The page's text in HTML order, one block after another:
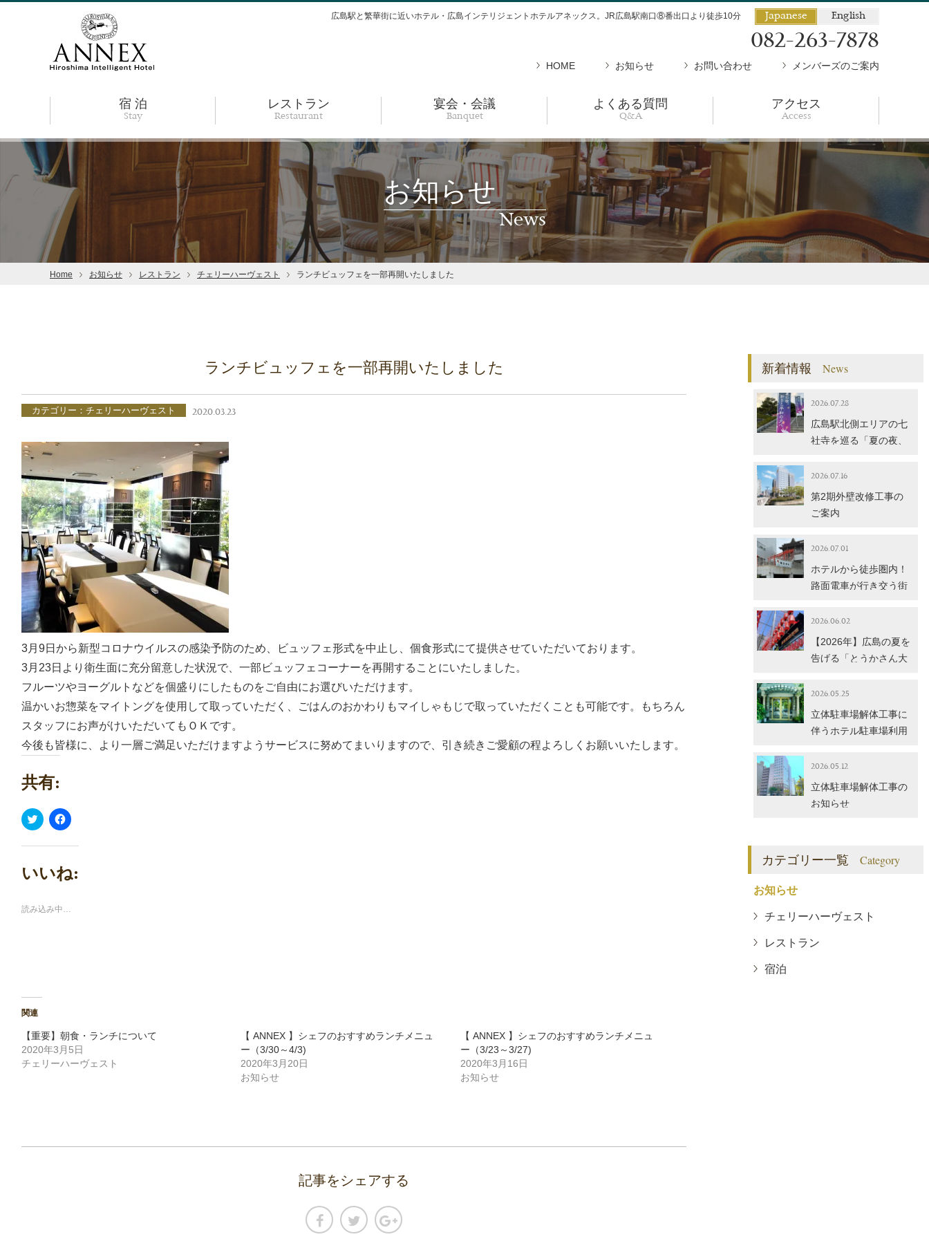
広島駅と繁華街に近いホテル・広島インテリジェントホテルアネックス。JR広島駅南口⑧番出口より徒歩10分 Japanese English
082-263-7878
HOME お知らせ お問い合わせ メンバーズのご案内
宿 泊
Stay
レストラン
Restaurant
宴会・会議
Banquet
よくある質問
Q&A
アクセス
Access
お知らせ
News
Home お知らせ レストラン チェリーハーヴェスト ランチビュッフェを一部再開いたしました
ランチビュッフェを一部再開いたしました
カテゴリー：チェリーハーヴェスト 2020.03.23
3月9日から新型コロナウイルスの感染予防のため、ビュッフェ形式を中止し、個食形式にて提供させていただいております。
3月23日より衛生面に充分留意した状況で、一部ビュッフェコーナーを再開することにいたしました。
フルーツやヨーグルトなどを個盛りにしたものをご自由にお選びいただけます。
温かいお惣菜をマイトングを使用して取っていただく、ごはんのおかわりもマイしゃもじで取っていただくことも可能です。もちろん
スタッフにお声がけいただいてもＯＫです。
今後も皆様に、より一層ご満足いただけますようサービスに努めてまいりますので、引き続きご愛顧の程よろしくお願いいたします。
共有:
ク
リ
ク
Twitter
で
(新
し
き
Facebook
で
有
に
は
ク
ド
ウ
で
開
き
いいね:
読み込み中…
関連
【重要】朝食・ランチについて
2020年3月5日
チェリーハーヴェスト
【 ANNEX 】シェフのおすすめランチメニュ
ー（3/30～4/3)
2020年3月20日
お知らせ
【 ANNEX 】シェフのおすすめランチメニュ
ー（3/23～3/27)
2020年3月16日
お知らせ
記事をシェアする
新着情報 News
2026.07.28
広島駅北側エリアの七
社寺を巡る「夏の夜、
【8/5】のご紹介
2026.07.16
第2期外壁改修工事の
ご案内
2026.07.01
ホテルから徒歩圏内！
路面電車が行き交う街
稲生神社をご紹介
2026.06.02
【2026年】広島の夏を
告げる「とうかさん大
2026.05.25
立体駐車場解体工事に
伴うホテル駐車場利用
2026.05.12
立体駐車場解体工事の
お知らせ
カテゴリー一覧 Category
お知らせ
チェリーハーヴェスト
レストラン
宿泊